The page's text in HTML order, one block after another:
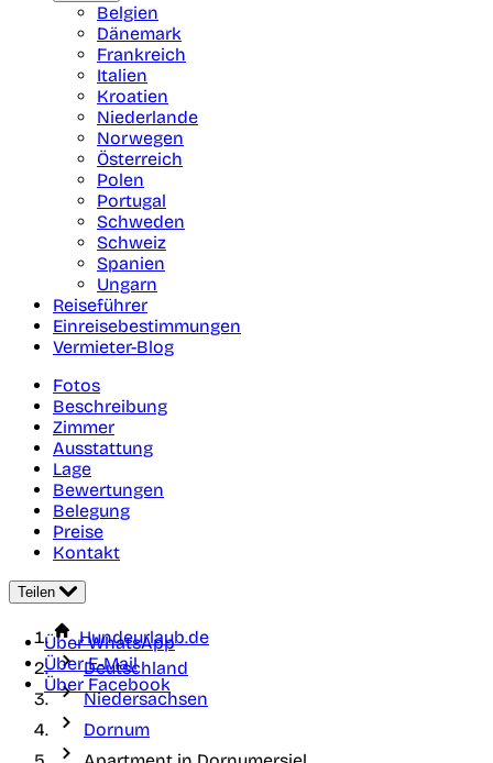
Belgien
Dänemark
Frankreich
Italien
Kroatien
Niederlande
Norwegen
Österreich
Polen
Portugal
Schweden
Schweiz
Spanien
Ungarn
Reiseführer
Einreisebestimmungen
Vermieter-Blog
Fotos
Beschreibung
Zimmer
Ausstattung
Lage
Bewertungen
Belegung
Preise
Kontakt
Teilen
Über WhatsApp
Über E-Mail
Über Facebook
Hundeurlaub.de
Deutschland
Niedersachsen
Dornum